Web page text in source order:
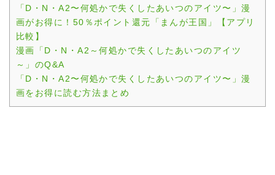
「D・N・A2〜何処かで失くしたあいつのアイツ〜」漫
画がお得に！50％ポイント還元「まんが王国」【アプリ
比較】
漫画「D・N・A2～何処かで失くしたあいつのアイツ
～」のQ&A
「D・N・A2〜何処かで失くしたあいつのアイツ〜」漫
画をお得に読む方法まとめ